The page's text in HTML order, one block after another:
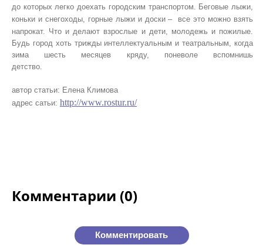
до которых легко доехать городским транспортом. Беговые лыжи,
коньки и снегоходы, горные лыжи и доски –
все это можно взять
напрокат. Что и делают взрослые и дети, молодежь и пожилые.
Будь город хоть трижды интеллектуальным и театральным, когда
зима шесть месяцев кряду, поневоле вспомнишь
детство.
автор статьи: Елена Климова
адрес сатьи: http://www.rostur.ru/
Комментарии (0)
Комментировать